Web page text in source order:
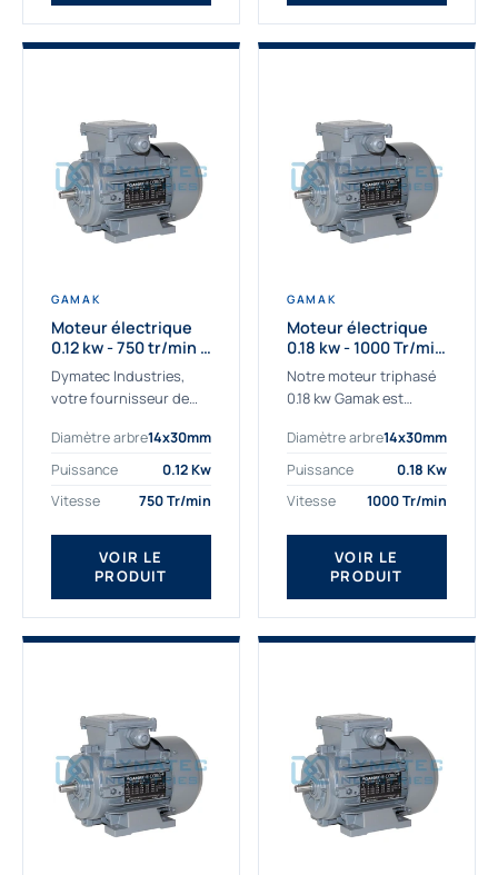
GAMAK
Moteur électrique
0.12 kw - 750 tr/min -
230/400V - IE2
Dymatec Industries,
votre fournisseur de
kw. Dymatec Industries
vous propose le moteur
moteur de
qualité Gamak...
Diamètre arbre14x30mm
Puissance
0.12 Kw
Vitesse
750 Tr/min
VOIR LE
PRODUIT
GAMAK
Moteur électrique
0.18 kw - 1000 Tr/min
- 230/400V - IE2
Notre moteur triphasé
0.18 kw Gamak est
aux applications
sévères. Nous
assemblons et
fournissons des
moteurs asynchrones
depuis de
nombreuses...
Diamètre arbre14x30mm
Puissance
0.18 Kw
Vitesse
1000 Tr/min
VOIR LE
PRODUIT